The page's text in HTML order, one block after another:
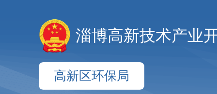
淄博高新技术产业
高新区环保局